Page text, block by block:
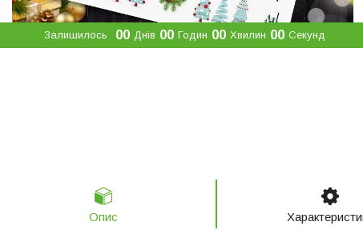
Залишилось 00 Днів 00 Годин 00 Хвилин 00 Секунд
Опис